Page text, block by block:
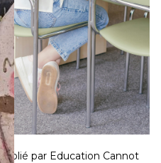
de la guerre, des
déplacements de
par Education Cannot